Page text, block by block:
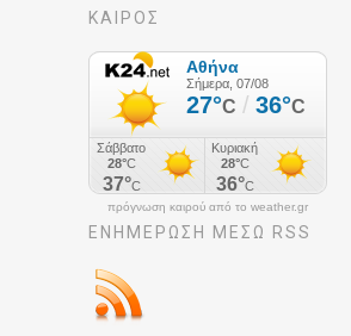
ΚΑΙΡΟΣ
πρόγνωση καιρού από το weather.gr
ΕΝΗΜΈΡΩΣΉ ΜΕΣΩ RSS